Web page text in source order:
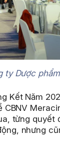
ty Dược
Kết Năm
từng quyết
nhưng